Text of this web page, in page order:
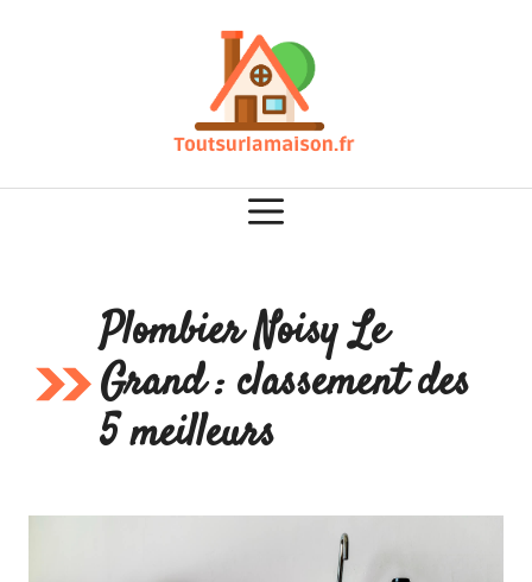
Plombier Noisy Le
Grand : classement des
5 meilleurs